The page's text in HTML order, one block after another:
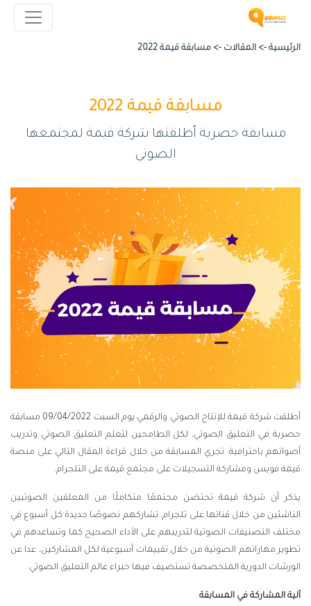
الرئيسية -> المقالات -> مسابقة قيمة 2022
مسابقة قيمة 2022
مسابقة حصرية أطلقتها شركة قيمة لمجتمعها
الصوتي
أطلقت شركة قيمة للإنتاج الصوتي والرقمي يوم السبت 09/04/2022 مسابقة
حصرية في التعليق الصوتي، لكل الطامحين لتعلم التعليق الصوتي وتدريب
أصواتهم باحترافية. تجري المسابقة من خلال قراءة المقال التالي على منصة
قيمة فويس ومشاركة التسجيلات على مجتمع قيمة على التلجرام.
يذكر أن شركة قيمة تحتضن مجتمعًا متكاملًا من المعلقين الصوتيين
الناشئين من خلال قناتها على تلجرام، تشاركهم نصوصًا جديدة كل أسبوع في
مختلف التصنيفات الصوتية لتدريبهم على الأداء الصحيح كما وتساعدهم في
تطوير مهاراتهم الصوتية من خلال تقييمات أسبوعية لكل المشاركين، عدا عن
الورشات الدورية المتخصصة تستضيف فيها خبراء عالم التعليق الصوتي.
آلية المشاركة في المسابقة